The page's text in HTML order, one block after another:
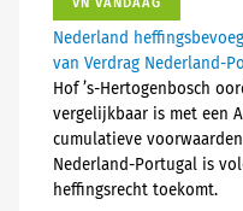
Nederland
van Verdrag Nederland-
Hof ’s-Hertogenbosch
vergelijkbaar is met een
cumulatieve
Nederland-Portugal is
heffingsrecht toekomt.